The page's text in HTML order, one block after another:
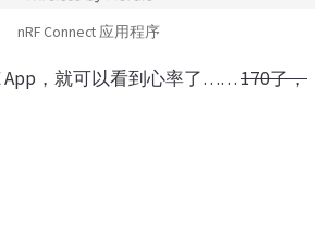
nRF Connect 应用程序
App，就可以看到心率了……170了，